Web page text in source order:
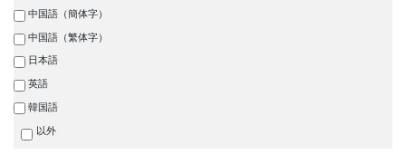
中国語（簡体字）
中国語（繁体字）
日本語
英語
韓国語
以外